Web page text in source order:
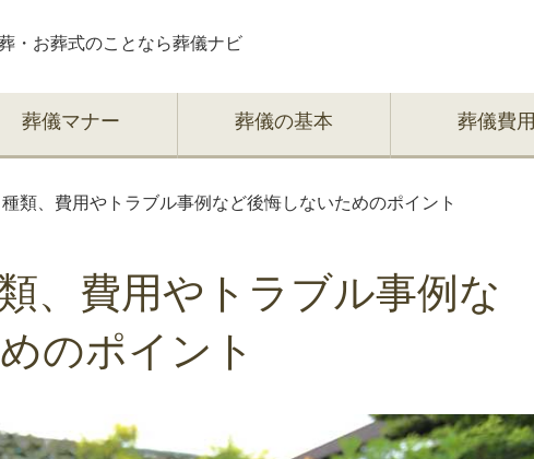
・お葬式のことなら葬儀ナビ
葬儀マナー 葬儀の基本 葬儀費用
類、費用やトラブル事例など後悔しないためのポイント
、費用やトラブル事例な
のポイント